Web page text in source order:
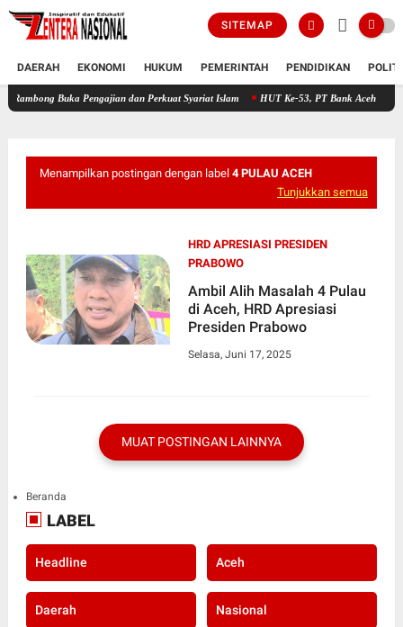
SITEMAP
DAERAH EKONOMI HUKUM PEMERINTAH PENDIDIKAN
Pengajian dan Perkuat Syariat Islam HUT Ke-53, PT Bank Aceh Syariah KC
Menampilkan postingan dengan label 4 PULAU ACEH
Tunjukkan semua
HRD APRESIASI PRESIDEN
PRABOWO
Ambil Alih Masalah 4 Pulau
di Aceh, HRD Apresiasi
Presiden Prabowo
Selasa, Juni 17, 2025
MUAT POSTINGAN LAINNYA
Beranda
LABEL
Headline Aceh
Daerah Nasional